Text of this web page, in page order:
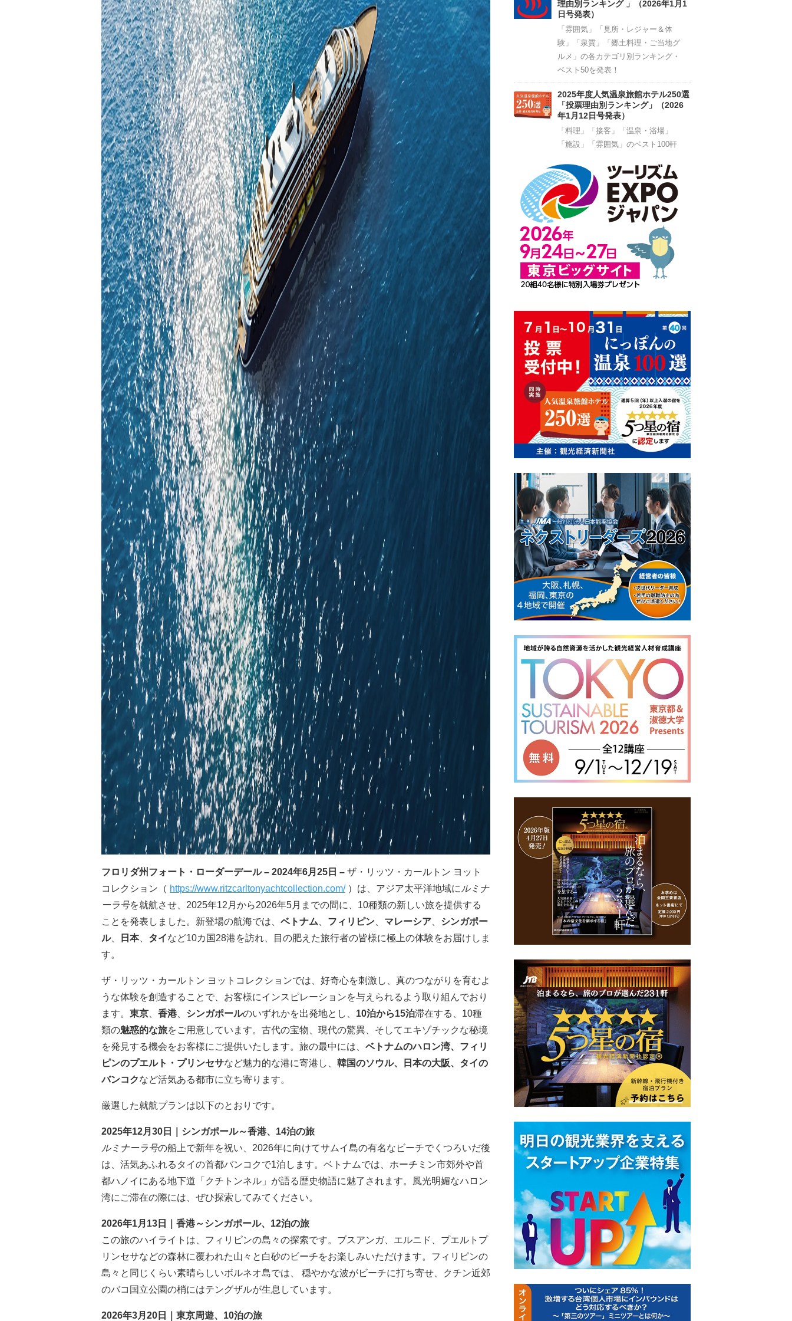
フロリダ州フォート・ローダーデール – 2024年6月25日 – ザ・リッツ・カールトン ヨット
コレクション（ https://www.ritzcarltonyachtcollection.com/ ）は、アジア太平洋地域にルミナ
ーラ号を就航させ、2025年12月から2026年5月までの間に、10種類の新しい旅を提供する
ことを発表しました。新登場の航海では、 ベトナム、 フィリピン、 マレーシア、 シンガポー
ル、 日本、 タイなど10カ国28港を訪れ、目の肥えた旅行者の皆様に極上の体験をお届けしま
す。
ザ・リッツ・カールトン ヨットコレクションでは、好奇心を刺激し、真のつながりを育むよ
うな体験を創造することで、お客様にインスピレーションを与えられるよう取り組んでおり
ます。 東京、 香港、 シンガポールのいずれかを出発地とし、 10泊から15泊滞在する、10種
類の魅惑的な旅をご用意しています。古代の宝物、現代の驚異、そしてエキゾチックな秘境
を発見する機会をお客様にご提供いたします。旅の最中には、 ベトナムのハロン湾、フィリ
ピンのプエルト・プリンセサなど魅力的な港に寄港し、 韓国のソウル、日本の大阪、タイの
バンコクなど活気ある都市に立ち寄ります。
厳選した就航プランは以下のとおりです。
2025年12月30日｜シンガポール～香港、14泊の旅
ルミナーラ号の船上で新年を祝い、2026年に向けてサムイ島の有名なビーチでくつろいだ後
は、活気あふれるタイの首都バンコクで1泊します。ベトナムでは、ホーチミン市郊外や首
都ハノイにある地下道「クチトンネル」が語る歴史物語に魅了されます。風光明媚なハロン
湾にご滞在の際には、ぜひ探索してみてください。
2026年1月13日｜香港～シンガポール、12泊の旅
この旅のハイライトは、フィリピンの島々の探索です。ブスアンガ、エルニド、プエルトプ
リンセサなどの森林に覆われた山々と白砂のビーチをお楽しみいただけます。フィリピンの
島々と同じくらい素晴らしいボルネオ島では、 穏やかな波がビーチに打ち寄せ、クチン近郊
のバコ国立公園の梢にはテングザルが生息しています。
2026年3月20日｜東京周遊、10泊の旅
理由別ランキング 」（2026年1月1
日号発表）
「雰囲気」「見所・レジャー＆体
験」「泉質」「郷土料理・ご当地グ
ルメ」の各カテゴリ別ランキング・
ベスト50を発表！
2025年度人気温泉旅館ホテル250選
「投票理由別ランキング」（2026
年1月12日号発表）
「料理」「接客」「温泉・浴場」
「施設」「雰囲気」のベスト100軒